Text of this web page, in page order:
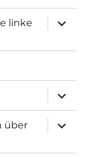
linke
anzeigen
anzeigen
über
anzeigen